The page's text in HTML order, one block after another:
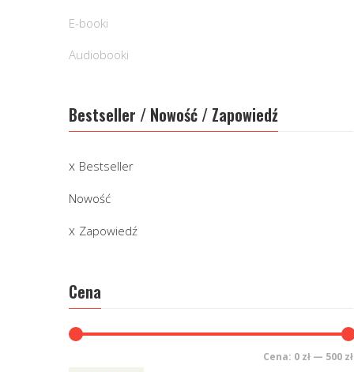
E-booki
Audiobooki
Bestseller / Nowość / Zapowiedź
Bestseller
Nowość
Zapowiedź
Cena
Cena: 0 zł — 500 zł